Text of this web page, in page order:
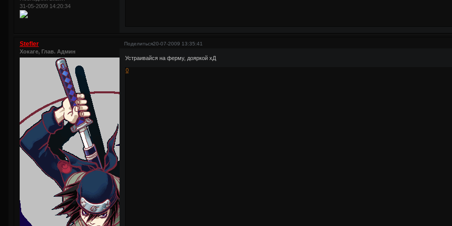
31-05-2009 14:20:34
Поделиться20-07-2009 13:35:41
Stefler
Хокаге, Глав. Админ
Устраивайся на ферму, дояркой хД
0